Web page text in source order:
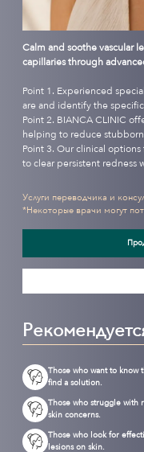
Calm and soothe vascular
capillaries through
Point 1. Experienced
are and identify the
Point 2. BIANCA CLINIC
helping to reduce stubborn
Point 3. Our clinical
to clear persistent redness
Услуги переводчика и
*Некоторые врачи могут
Those who want to know
find a solution.
Those who struggle with
skin concerns.
Those who look for
lesions on skin.